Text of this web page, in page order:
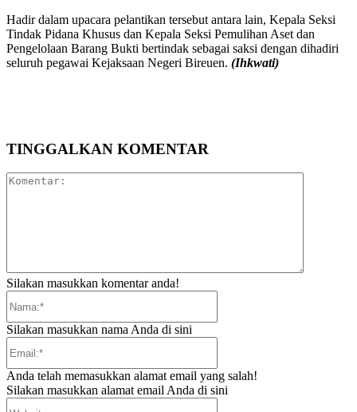
Hadir dalam upacara pelantikan tersebut antara lain, Kepala Seksi
Tindak Pidana Khusus dan Kepala Seksi Pemulihan Aset dan
Pengelolaan Barang Bukti bertindak sebagai saksi dengan dihadiri
seluruh pegawai Kejaksaan Negeri Bireuen. (Ihkwati)
TINGGALKAN KOMENTAR
Silakan masukkan komentar anda!
Silakan masukkan nama Anda di sini
Anda telah memasukkan alamat email yang salah!
Silakan masukkan alamat email Anda di sini